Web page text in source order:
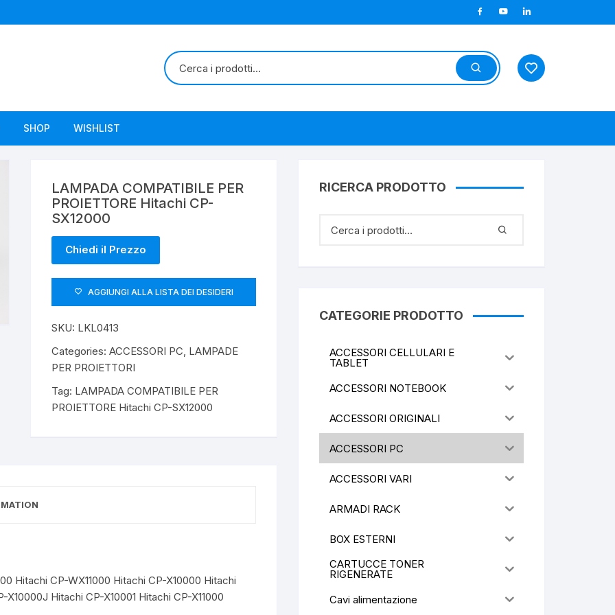
SHOP WISHLIST
LAMPADA COMPATIBILE PER
PROIETTORE Hitachi CP-
SX12000
Chiedi il Prezzo
AGGIUNGI ALLA LISTA DEI DESIDERI
SKU: LKL0413
Categories: ACCESSORI PC, LAMPADE
PER PROIETTORI
Tag: LAMPADA COMPATIBILE PER
PROIETTORE Hitachi CP-SX12000
Hitachi CP-WX11000 Hitachi CP-X10000 Hitachi
Hitachi CP-X10001 Hitachi CP-X11000
RICERCA PRODOTTO
CATEGORIE PRODOTTO
ACCESSORI CELLULARI E
TABLET
ACCESSORI NOTEBOOK
ACCESSORI ORIGINALI
ACCESSORI PC
ACCESSORI VARI
ARMADI RACK
BOX ESTERNI
CARTUCCE TONER
RIGENERATE
Cavi alimentazione